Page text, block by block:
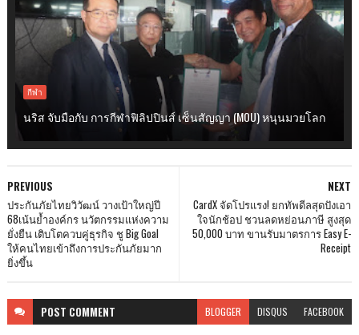
กีฬา
นริส จับมือกับ การกีฬาฟิลิปปินส์ เซ็นสัญญา (MOU) หนุนมวยโลก
NEXT
CardX จัดโปรแรง! ยกทัพดีลสุดปังเอา
ใจนักช้อป ชวนลดหย่อนภาษี สูงสุด
50,000 บาท ขานรับมาตรการ Easy E-
Receipt
PREVIOUS
ประกันภัยไทยวิวัฒน์ วางเป้าใหญ่ปี
68เน้นย้ำองค์กร นวัตกรรมแห่งความ
ยั่งยืน เติบโตควบคู่ธุรกิจ ชู Big Goal
ให้คนไทยเข้าถึงการประกันภัยมาก
ยิ่งขึ้น
POST COMMENT BLOGGER DISQUS FACEBOOK